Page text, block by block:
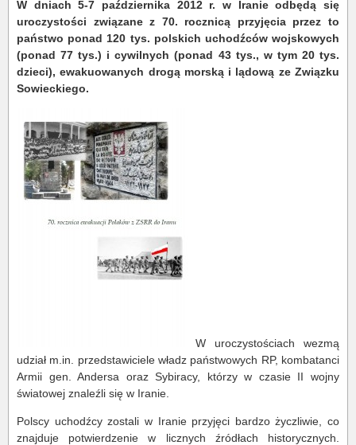
W dniach 5-7 października 2012 r. w Iranie odbędą się
uroczystości związane z 70. rocznicą przyjęcia przez to
państwo ponad 120 tys. polskich uchodźców wojskowych
(ponad 77 tys.) i cywilnych (ponad 43 tys., w tym 20 tys.
dzieci), ewakuowanych drogą morską i lądową ze Związku
Sowieckiego.
W uroczystościach wezmą
udział m.in. przedstawiciele władz państwowych RP, kombatanci
Armii gen. Andersa oraz Sybiracy, którzy w czasie II wojny
światowej znaleźli się w Iranie.
Polscy uchodźcy zostali w Iranie przyjęci bardzo życzliwie, co
znajduje potwierdzenie w licznych źródłach historycznych.